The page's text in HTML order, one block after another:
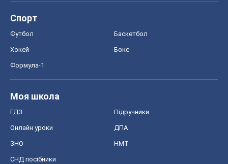
Спорт
Футбол Баскетбол
Хокей Бокс
Формула-1
Моя школа
ГДЗ Підручники
Онлайн уроки ДПА
ЗНО НМТ
СНД посібники